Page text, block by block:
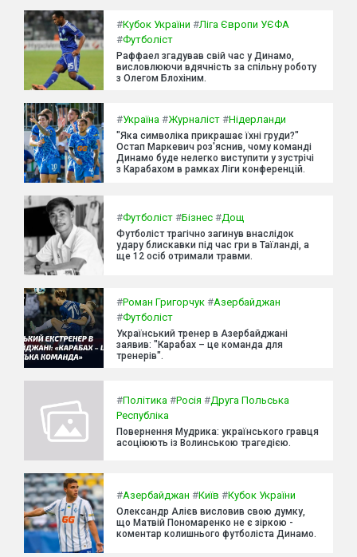
#Кубок України #Ліга Європи УЄФА
#Футболіст
Раффаел згадував свій час у Динамо,
висловлюючи вдячність за спільну роботу
з Олегом Блохіним.
#Україна #Журналіст #Нідерланди
"Яка символіка прикрашає їхні груди?"
Остап Маркевич роз'яснив, чому команді
Динамо буде нелегко виступити у зустрічі
з Карабахом в рамках Ліги конференцій.
#Футболіст #Бізнес #Дощ
Футболіст трагічно загинув внаслідок
удару блискавки під час гри в Таїланді, а
ще 12 осіб отримали травми.
#Роман Григорчук #Азербайджан
#Футболіст
Український тренер в Азербайджані
заявив: "Карабах – це команда для
тренерів".
#Політика #Росія #Друга Польська
Республіка
Повернення Мудрика: українського гравця
асоціюють із Волинською трагедією.
#Азербайджан #Київ #Кубок України
Олександр Алієв висловив свою думку,
що Матвій Пономаренко не є зіркою -
коментар колишнього футболіста Динамо.